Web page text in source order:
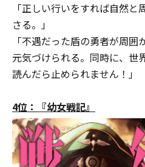
「正しい行いをすれば自然
さる。」
「不遇だった盾の勇者が周
元気づけられる。同時に、
読んだら止められません！」
4位：『幼女戦記』